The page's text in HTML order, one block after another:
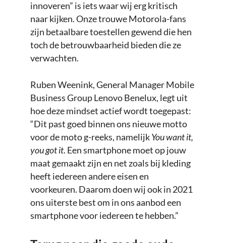
innoveren” is iets waar wij erg kritisch
naar kijken. Onze trouwe Motorola-fans
zijn betaalbare toestellen gewend die hen
toch de betrouwbaarheid bieden die ze
verwachten.
Ruben Weenink, General Manager Mobile
Business Group Lenovo Benelux, legt uit
hoe deze mindset actief wordt toegepast:
“Dit past goed binnen ons nieuwe motto
voor de moto g-reeks, namelijkYou want it,
you got it. Een smartphone moet op jouw
maat gemaakt zijn en net zoals bij kleding
heeft iedereen andere eisen en
voorkeuren. Daarom doen wij ook in 2021
ons uiterste best om in ons aanbod een
smartphone voor iedereen te hebben.”